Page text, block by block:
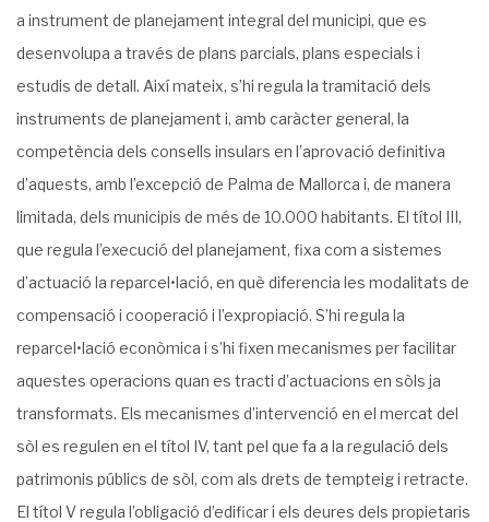
a instrument de planejament integral del municipi, que es
desenvolupa a través de plans parcials, plans especials i
estudis de detall. Així mateix, s’hi regula la tramitació dels
instruments de planejament i, amb caràcter general, la
competència dels consells insulars en l’aprovació definitiva
d’aquests, amb l’excepció de Palma de Mallorca i, de manera
limitada, dels municipis de més de 10.000 habitants. El títol III,
que regula l’execució del planejament, fixa com a sistemes
d’actuació la reparcel•lació, en què diferencia les modalitats de
compensació i cooperació i l’expropiació. S’hi regula la
reparcel•lació econòmica i s’hi fixen mecanismes per facilitar
aquestes operacions quan es tracti d’actuacions en sòls ja
transformats. Els mecanismes d’intervenció en el mercat del
sòl es regulen en el títol IV, tant pel que fa a la regulació dels
patrimonis públics de sòl, com als drets de tempteig i retracte.
El títol V regula l’obligació d’edificar i els deures dels propietaris